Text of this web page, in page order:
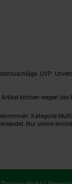
UVP:
können wegen
Kategorie
Nur online